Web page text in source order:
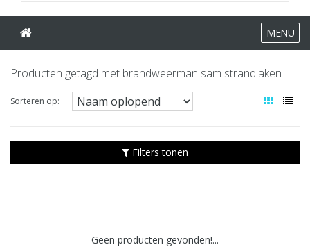
MENU
Producten getagd met brandweerman sam strandlaken
Sorteren op:
Filters tonen
Geen producten gevonden!...